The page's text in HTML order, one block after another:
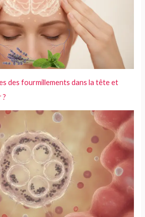
des fourmillements dans la tête et
?